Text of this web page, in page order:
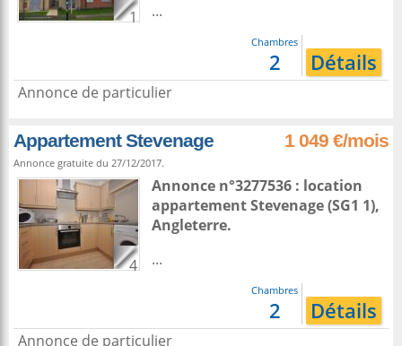
1
...
Chambres
2 Détails
Annonce de particulier
Appartement Stevenage 1 049 €/mois
Annonce gratuite du 27/12/2017.
4
Annonce n°3277536 : location
appartementStevenage(SG1 1),
Angleterre.
...
Chambres
2 Détails
Annonce de particulier